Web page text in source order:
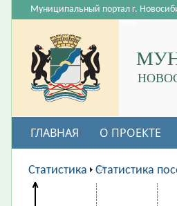
Муниципальный портал г.
ГЛАВНАЯ О ПРОЕКТЕ
ВАКАНСИИ
Статистика Статистика